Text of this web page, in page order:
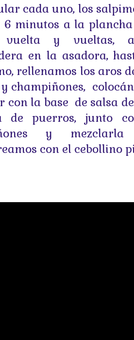
cada uno, los
6 minutos a la
vuelta y vueltas,
en la asadora,
rellenamos los aros
champiñones,
con la base de salsa
de puerros, junto
y
con el cebollino